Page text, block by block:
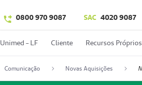
0800 970 9087 SAC 4020 9087
Unimed - LF Cliente Recursos Próprios
Comunicação Novas Aquisições